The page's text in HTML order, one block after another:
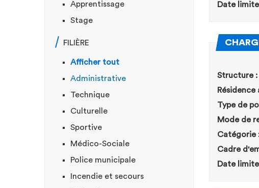
Apprentissage
Stage
FILIÈRE
Afficher tout
Administrative
Technique
Culturelle
Sportive
Médico-Sociale
Police municipale
Incendie et secours
Date
Structure :
Type de
Mode de
Catégorie
Cadre
Date